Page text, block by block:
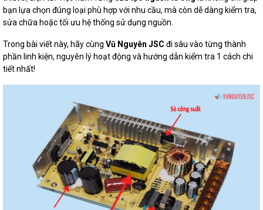
bạn lựa chọn đúng loại phù hợp với nhu cầu, mà còn dễ dàng kiểm tra,
sửa chữa hoặc tối ưu hệ thống sử dụng nguồn.
Trong bài viết này, hãy cùng Vũ Nguyên JSC đi sâu vào từng thành
phần linh kiện, nguyên lý hoạt động và hướng dẫn kiểm tra 1 cách chi
tiết nhất!